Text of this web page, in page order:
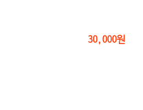
30,000원